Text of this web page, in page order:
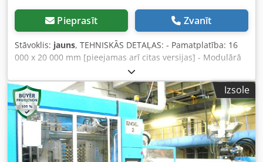
Pieprasīt Zvanīt
Stāvoklis: jauns, TEHNISKĀS DETAĻAS: - Pamatplatība: 16
000 x 20 000 mm [pieejamas arī citas versijas] - Modulārā
kārtošana: 4 000 x 5 000 mm - Grīdas seguma augša: 3 340
mm - Brīvā augstuma attālums: 3 000 mm [pielāgojams] -
Grīdas segums: 38 mm skaidu plāksne P6
neapstrādāta/balta - Nestspēja: 500 kg - Krāsa: pēc izvēles
RAL, pulverkrāsojums - Stāvoklis: jauns Piegādes apjoms: -
Kolonnas - Pamata un sekundārie sijas - Diagonālie
montāžas šķērsi - Grīdas segums - Stiprinājumu komplekts
CENU piemēri: 20 m² | Platība: 4 000 x 5 000 mm | 2
Izsole